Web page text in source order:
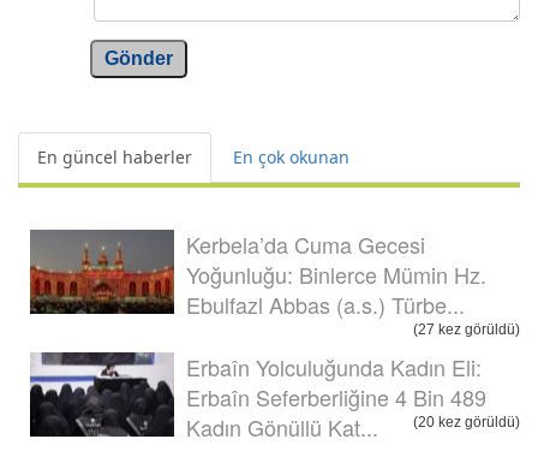
Gönder
En güncel haberler En çok okunan
Kerbela’da Cuma Gecesi
Yoğunluğu: Binlerce Mümin Hz.
Ebulfazl Abbas (a.s.) Türbe...
(27 kez görüldü)
Erbaîn Yolculuğunda Kadın Eli:
Erbaîn Seferberliğine 4 Bin 489
Kadın Gönüllü Kat...
(20 kez görüldü)